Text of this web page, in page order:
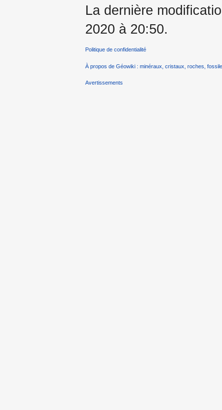
La dernière
2020 à 20:50.
Politique de confidentialité
À propos de Géowiki : minéraux, cristaux, roches,
Avertissements